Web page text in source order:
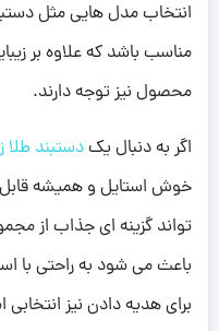
مناسب باشد که علاوه بر
محصول نیز توجه دارند.
اگر به دنبال یکدستبند طلا
خوش استایل و همیشه
تواند گزینه ای جذاب از
باعث می شود به راحتی با
برای هدیه دادن نیز